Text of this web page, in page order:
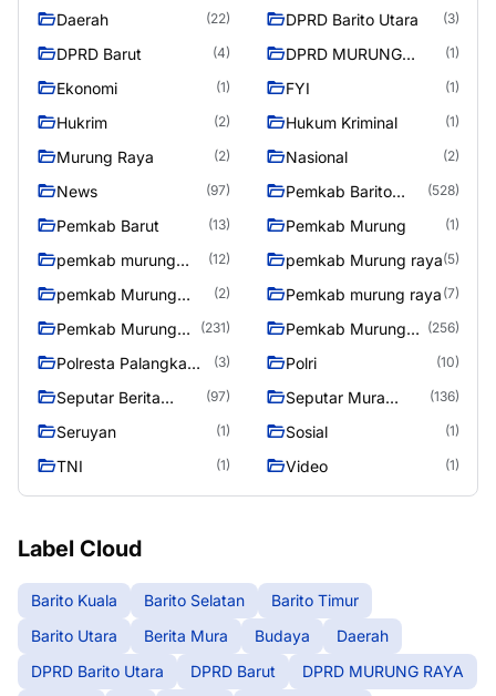
Daerah (22) DPRD Barito Utara (3)
DPRD Barut (4)
DPRD MURUNG
(1)
Ekonomi (1) FYI (1)
Hukrim (2) Hukum Kriminal (1)
Murung Raya (2) Nasional (2)
News (97)
Pemkab Barito
(528)
Pemkab Barut (13) Pemkab Murung (1)
pemkab murung
(12) pemkab Murung raya(5)
pemkab Murung
(2) Pemkab murung raya (7)
Pemkab Murung
(231)
Pemkab Murung
(256)
Polresta Palangka
(3) Polri (10)
Seputar Berita
(97)
Seputar Mura
(136)
Seruyan (1) Sosial (1)
TNI (1) Video (1)
Label Cloud
Barito Kuala Barito Selatan
Barito Timur
Barito Utara
Berita Mura Budaya
Daerah
DPRD Barito Utara
DPRD Barut
DPRD MURUNG RAYA